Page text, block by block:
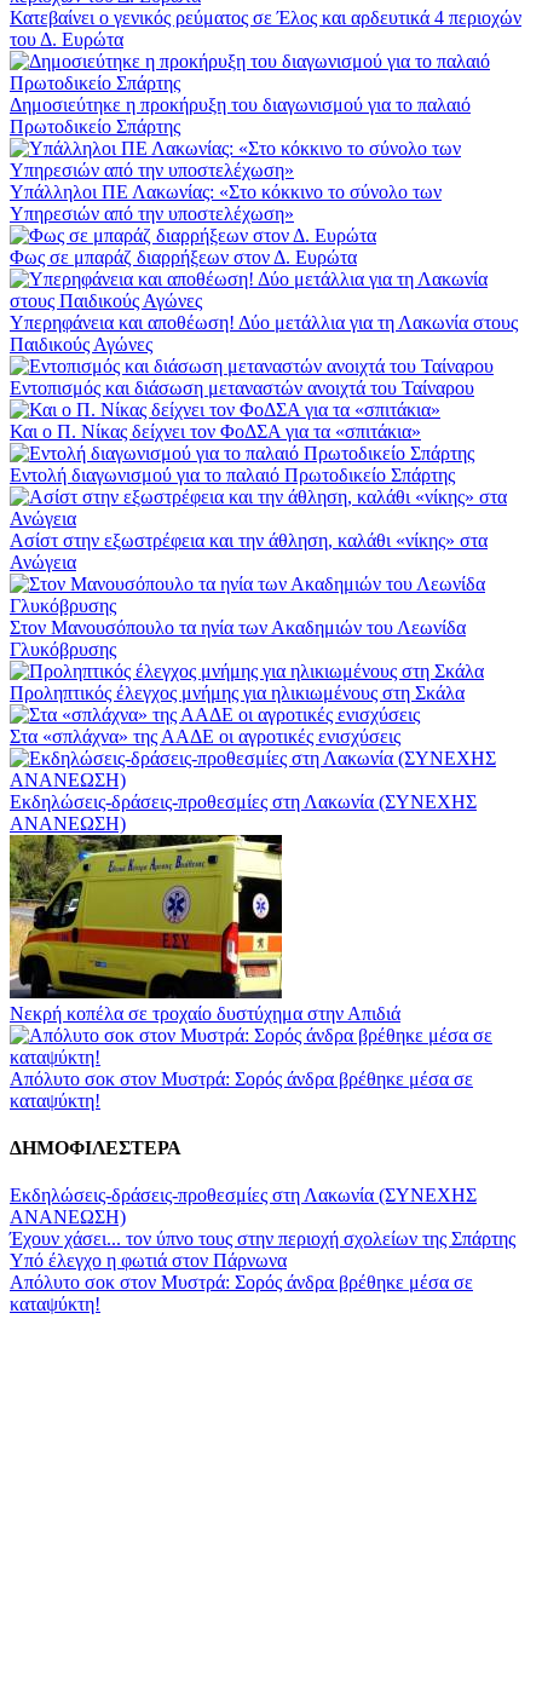
Κατεβαίνει ο γενικός ρεύματος σε Έλος και αρδευτικά 4 περιοχών
του Δ. Ευρώτα
Δημοσιεύτηκε η προκήρυξη του διαγωνισμού για το παλαιό
Πρωτοδικείο Σπάρτης
Υπάλληλοι ΠΕ Λακωνίας: «Στο κόκκινο το σύνολο των
Υπηρεσιών από την υποστελέχωση»
Φως σε μπαράζ διαρρήξεων στον Δ. Ευρώτα
Υπερηφάνεια και αποθέωση! Δύο μετάλλια για τη Λακωνία στους
Παιδικούς Αγώνες
Εντοπισμός και διάσωση μεταναστών ανοιχτά του Ταίναρου
Και ο Π. Νίκας δείχνει τον ΦοΔΣΑ για τα «σπιτάκια»
Εντολή διαγωνισμού για το παλαιό Πρωτοδικείο Σπάρτης
Ασίστ στην εξωστρέφεια και την άθληση, καλάθι «νίκης» στα
Ανώγεια
Στον Μανουσόπουλο τα ηνία των Ακαδημιών του Λεωνίδα
Γλυκόβρυσης
Προληπτικός έλεγχος μνήμης για ηλικιωμένους στη Σκάλα
Στα «σπλάχνα» της ΑΑΔΕ οι αγροτικές ενισχύσεις
Εκδηλώσεις-δράσεις-προθεσμίες στη Λακωνία (ΣΥΝΕΧΗΣ
ΑΝΑΝΕΩΣΗ)
Νεκρή κοπέλα σε τροχαίο δυστύχημα στην Απιδιά
Απόλυτο σοκ στον Μυστρά: Σορός άνδρα βρέθηκε μέσα σε
καταψύκτη!
ΔΗΜΟΦΙΛΕΣΤΕΡΑ
Εκδηλώσεις-δράσεις-προθεσμίες στη Λακωνία (ΣΥΝΕΧΗΣ
ΑΝΑΝΕΩΣΗ)
Έχουν χάσει... τον ύπνο τους στην περιοχή σχολείων της Σπάρτης
Υπό έλεγχο η φωτιά στον Πάρνωνα
Απόλυτο σοκ στον Μυστρά: Σορός άνδρα βρέθηκε μέσα σε
καταψύκτη!